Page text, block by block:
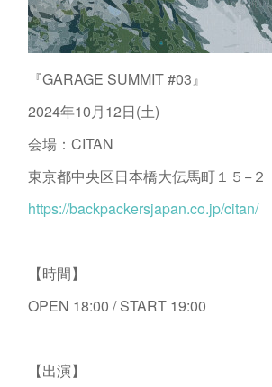
『GARAGE SUMMIT #03』
2024年10月12日(土)
会場：CITAN
東京都中央区日本橋大伝馬町１５−２
https://backpackersjapan.co.jp/citan/
【時間】
OPEN 18:00 / START 19:00
【出演】